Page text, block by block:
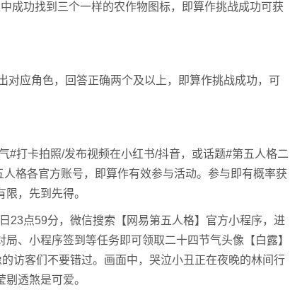
功找到三个一样的农作物图标，即算作挑战成功可获
应角色，回答正确两个及以上，即算作挑战成功，可
卡拍照/发布视频在小红书/抖音，或话题#第五人格二
格各官方账号，即算作有效参与活动。参与即有概率获
，先到先得。
点59分，微信搜索【网易第五人格】官方小程序，进
、小程序签到等任务即可领取二十四节气头像【白露】
访客们不要错过。画面中，哭泣小丑正在夜晚的林间行
透煞是可爱。